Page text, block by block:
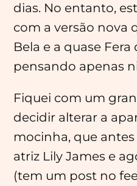
dias. No entanto,
com a versão nova
Bela e a quase
pensando apenas
Fiquei com um
decidir alterar a
mocinha, que
atriz Lily James e
(tem um post no